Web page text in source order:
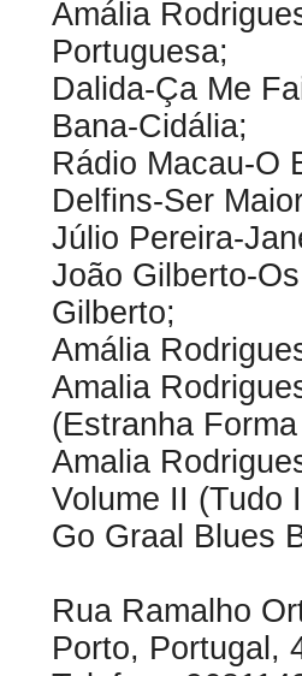
Amália
Portuguesa;
Dalida-Ça Me
Bana-Cidália;
Rádio Macau-O
Delfins-Ser
Júlio Pereira-
João Gilberto-
Gilberto;
Amália
Amalia
(Estranha
Amalia
Volume II (Tudo
Go Graal Blues
Rua Ramalho
Porto, Portugal,